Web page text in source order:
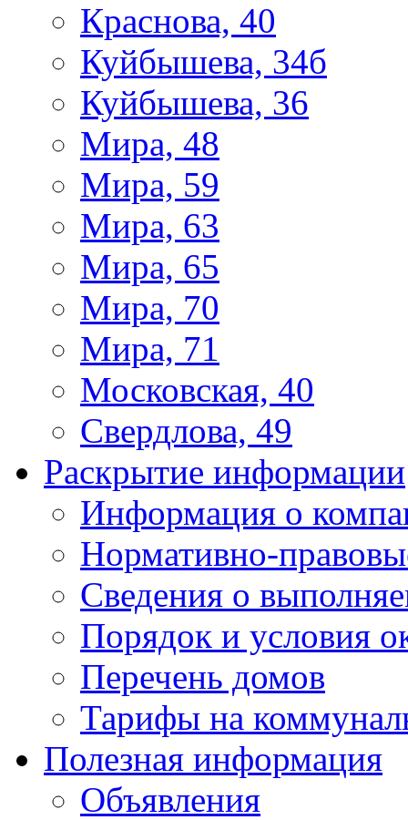
Краснова, 40
Куйбышева, 34б
Куйбышева, 36
Мира, 48
Мира, 59
Мира, 63
Мира, 65
Мира, 70
Мира, 71
Московская, 40
Свердлова, 49
Раскрытие информации
Информация о
Нормативно-
Сведения о
Порядок и условия
Перечень домов
Тарифы на
Полезная информация
Объявления